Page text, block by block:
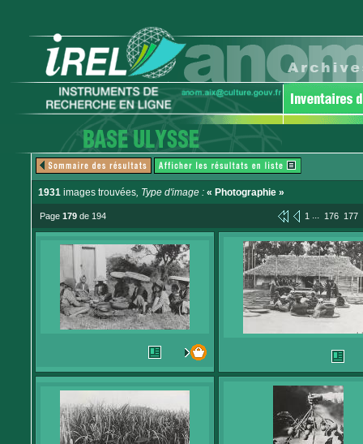
1931 images trouvées, Type d'image : « Photographie »
Page 179 de 194 1 ... 176 177